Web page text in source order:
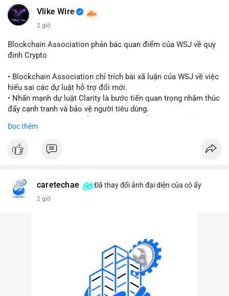
tảng tiền điện tử tăng cường tuân thủ pháp lý để mở rộng hoạt
động.
#binancesquare #cryptonews #blockchain #regulation
#custody
$btc $eth
#vlikevn #titanbot
📰 Nguồn: Cointelegraph
Vlike Wire
2 giờ
Blockchain Association phản bác quan điểm của WSJ về quy
định Crypto
• Blockchain Association chỉ trích bài xã luận của WSJ về việc
hiểu sai các dự luật hỗ trợ đổi mới.
• Nhấn mạnh dự luật Clarity là bước tiến quan trọng nhằm thúc
đẩy cạnh tranh và bảo vệ người tiêu dùng.
tài sản số.
#blockchain #cryptonews
#vlikevn #titanbot
Đọc thêm
caretechae Đã thay đổi ảnh đại diện của cô ấy
2 giờ